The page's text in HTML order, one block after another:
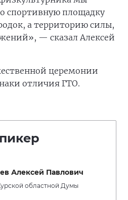
спортивную площадку
а территорию силы,
— сказал Алексей
церемонии
отличия ГТО.
Алексей Павлович
областной Думы